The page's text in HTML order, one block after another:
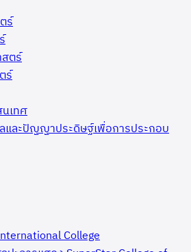
ร์
ตร์
ร์
เทศ
ลและปัญญาประดิษฐ์เพื่อการประกอบ
College